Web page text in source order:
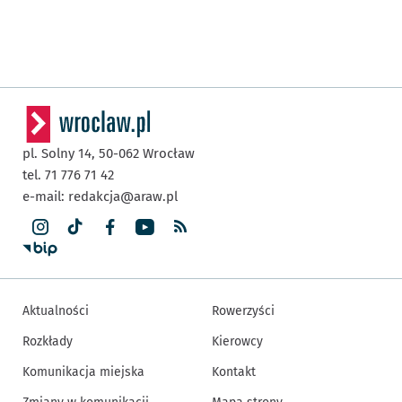
pl. Solny 14, 50-062 Wrocław
tel. 71 776 71 42
e-mail: redakcja@araw.pl
Aktualności
Rozkłady
Komunikacja miejska
Rowerzyści
Kierowcy
Kontakt